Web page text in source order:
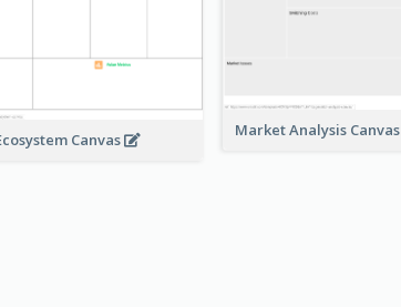
Canvas
Market Analysis Canvas